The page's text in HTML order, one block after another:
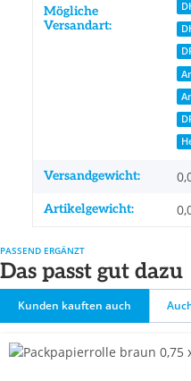
Mögliche
Versandart:
Versandgewicht:
Artikelgewicht:
PASSEND ERGÄNZT
Das passt gut dazu
Kunden kauften auch